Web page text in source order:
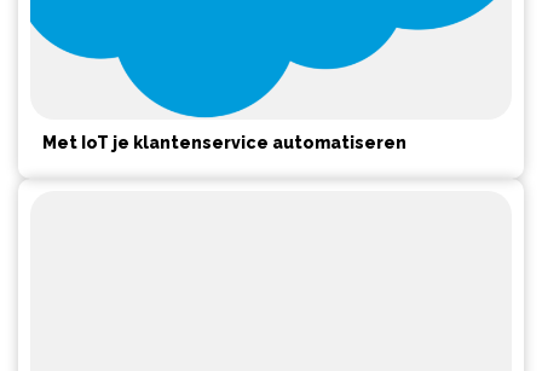
Met IoT je klantenservice automatiseren